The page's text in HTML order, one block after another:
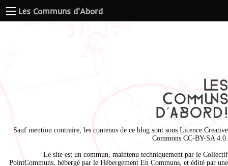
Les Communs d'Abord
Sauf mention contraire, les contenus de ce blog sont sous Licence Creative
Commons CC-BY-SA 4.0
Le site est un commun, maintenu techniquement par le Collectif
PointCommuns , hébergé par le Hébergement En Communs , et édité par une